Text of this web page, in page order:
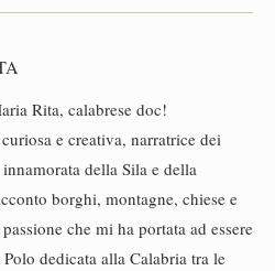
Rita, calabrese doc!
e creativa, narratrice dei
della Sila e della
borghi, montagne, chiese e
che mi ha portata ad essere
dedicata alla Calabria tra le